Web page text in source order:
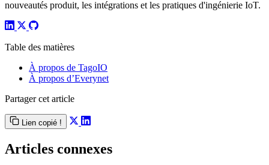
nouveautés produit, les intégrations et les pratiques d'ingénierie IoT.
Table des matières
À propos de TagoIO
À propos d’Everynet
Partager cet article
Lien copié !
Articles connexes